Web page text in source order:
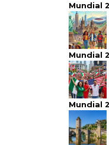
Mundial
Mundial
Mundial